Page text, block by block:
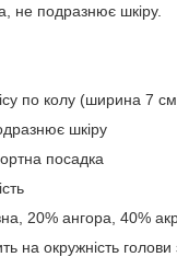
не подразнює шкіру.
по колу (ширина 7
шкіру
посадка
20% ангора, 40%
на окружність